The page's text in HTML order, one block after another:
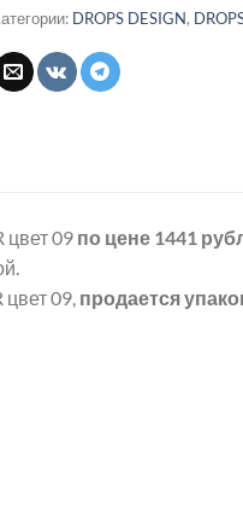
DROPS DESIGN,
цвет 09 по цене 1441
цвет 09, продается